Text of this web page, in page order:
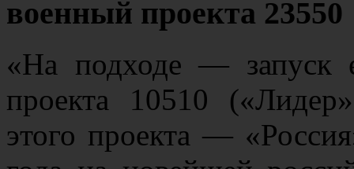
военный проекта 23550
«На подходе — запуск
проекта 10510
этого проекта —